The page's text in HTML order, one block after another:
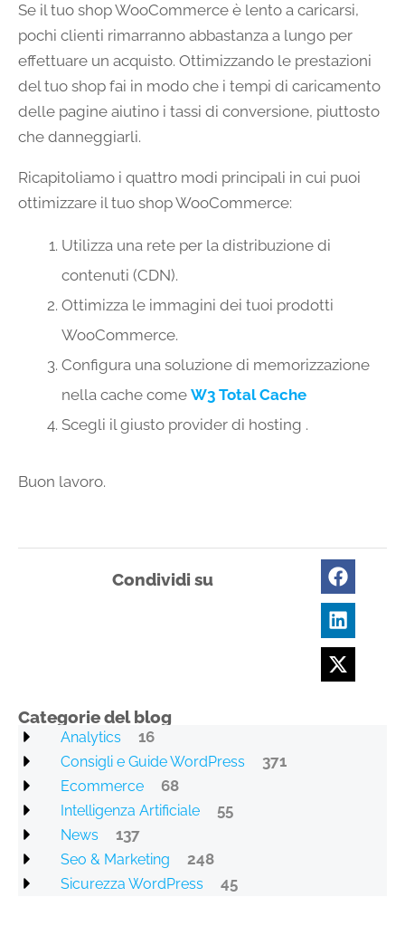
Se il tuo shop WooCommerce è lento a caricarsi,
pochi clienti rimarranno abbastanza a lungo per
effettuare un acquisto. Ottimizzando le prestazioni
del tuo shop fai in modo che i tempi di caricamento
delle pagine aiutino i tassi di conversione, piuttosto
che danneggiarli.
Ricapitoliamo i quattro modi principali in cui puoi
ottimizzare il tuo shop WooCommerce:
Utilizza una rete per la distribuzione di
contenuti (CDN).
Ottimizza le immagini dei tuoi prodotti
WooCommerce.
Configura una soluzione di memorizzazione
nella cache come W3 Total Cache
Scegli il giusto provider di hosting .
Buon lavoro.
Condividi su
Categorie del blog
Analytics 16
Consigli e Guide WordPress 371
Ecommerce 68
Intelligenza Artificiale 55
News 137
Seo & Marketing 248
Sicurezza WordPress 45